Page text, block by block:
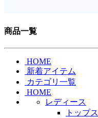
商品一覧
HOME
新着アイテム
カテゴリ一覧
HOME
レディース
トップス